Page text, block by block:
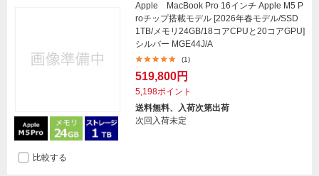
Apple MacBook Pro 16インチ Apple M5 P
roチップ搭載モデル [2026年春モデル/SSD
1TB/メモリ24GB/18コアCPUと20コアGPU]
シルバー MGE44J/A
(1)
519,800円
5,198ポイント
送料無料、入荷次第出荷
次回入荷未定
比較する